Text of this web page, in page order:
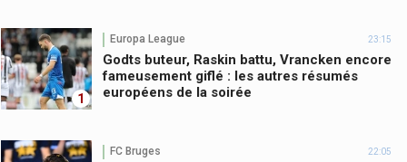
1
Europa League 23:15
Godts buteur, Raskin battu, Vrancken encore
fameusement giflé : les autres résumés
européens de la soirée
FC Bruges 22:05